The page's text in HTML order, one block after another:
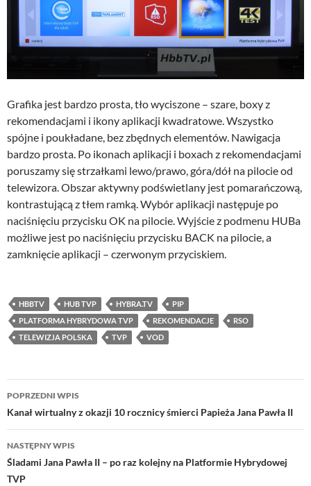
Grafika jest bardzo prosta, tło wyciszone – szare, boxy z
rekomendacjami i ikony aplikacji kwadratowe. Wszystko
spójne i poukładane, bez zbędnych elementów. Nawigacja
bardzo prosta. Po ikonach aplikacji i boxach z rekomendacjami
poruszamy się strzałkami lewo/prawo, góra/dół na pilocie od
telewizora. Obszar aktywny podświetlany jest pomarańczową,
kontrastującą z tłem ramką. Wybór aplikacji następuje po
naciśnięciu przycisku OK na pilocie. Wyjście z podmenu HUBa
możliwe jest po naciśnięciu przycisku BACK na pilocie, a
zamknięcie aplikacji – czerwonym przyciskiem.
HBBTV HUB TVP HYBRA.TV
PIP
PLATFORMA HYBRYDOWA TVP
REKOMENDACJE
RSO
TELEWIZJA POLSKA
TVP VOD
Nawigacja
wpisu
POPRZEDNI WPIS
Kanał wirtualny z okazji 10 rocznicy śmierci Papieża Jana Pawła II
NASTĘPNY WPIS
Śladami Jana Pawła II – po raz kolejny na Platformie Hybrydowej
TVP